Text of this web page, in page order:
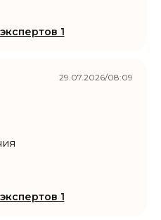
1
1
29.07.2026/08:09